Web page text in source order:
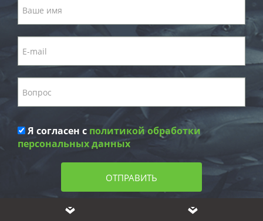
Я согласен с политикой обработки
персональных данных
ОТПРАВИТЬ